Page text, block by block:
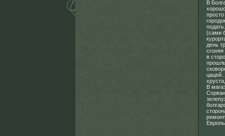
В
(сами
день
в
В